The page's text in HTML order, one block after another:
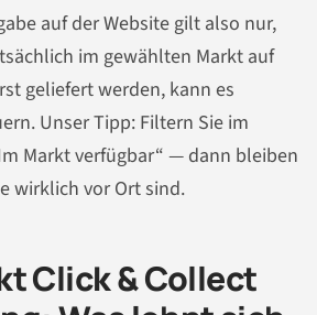
auf der Website gilt also nur,
im gewählten Markt auf
geliefert werden, kann es
Unser Tipp: Filtern Sie im
Markt verfügbar“ — dann bleiben
wirklich vor Ort sind.
Click & Collect